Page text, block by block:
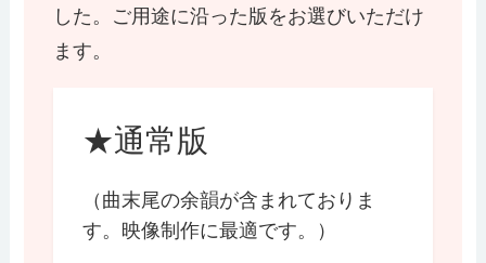
した。ご用途に沿った版をお選びいただけ
ます。
★通常版
（曲末尾の余韻が含まれておりま
す。映像制作に最適です。）